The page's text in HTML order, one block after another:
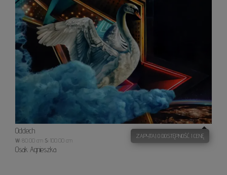
Oddech
W: 80.00 cm S: 100.00 cm
Osak Agnieszka
ZAPYTAJ O DOSTĘPNOŚĆ I CENĘ